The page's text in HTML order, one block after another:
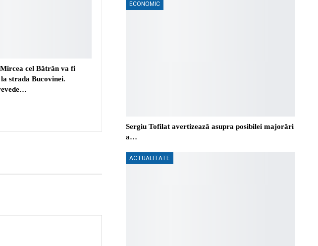
cel Bătrân va fi
strada Bucovinei.
ECONOMIC
Sergiu Tofilat avertizează asupra posibilei majorări
a…
ACTUALITATE